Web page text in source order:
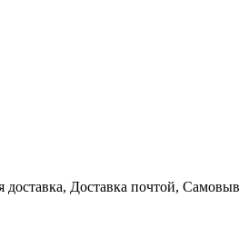
доставка, Доставка почтой,